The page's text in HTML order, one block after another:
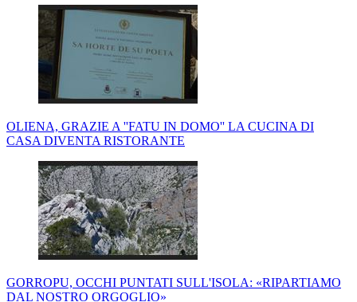
OLIENA, GRAZIE A ''FATU IN DOMO'' LA CUCINA DI
CASA DIVENTA RISTORANTE
GORROPU, OCCHI PUNTATI SULL'ISOLA: «RIPARTIAMO
DAL NOSTRO ORGOGLIO»